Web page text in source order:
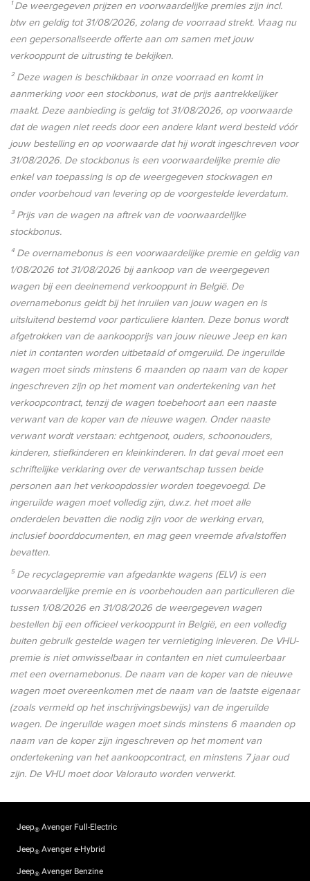
¹ De weergegeven prijzen en voorwaardelijke premies zijn incl.
btw en geldig tot 31/08/2026, zolang de voorraad strekt. Vraag nu
een gepersonaliseerde offerte aan om samen met jouw
verkooppunt de uitrusting te bekijken.
² Deze wagen is beschikbaar in onze voorraad en komt in
aanmerking voor een stockbonus, wat de prijs aantrekkelijker
maakt. Deze aanbieding is geldig tot 31/08/2026, op voorwaarde
dat de wagen niet reeds door een andere klant werd besteld vóór
jouw bestelling en op voorwaarde dat hij wordt ingeschreven voor
31/08/2026. De stockbonus is een voorwaardelijke premie die
enkel van toepassing is op de weergegeven stockwagen en
onder voorbehoud van levering op de voorgestelde leverdatum.
³ Prijs van de wagen na aftrek van de voorwaardelijke
stockbonus.
⁴ De overnamebonus is een voorwaardelijke premie en geldig van
1/08/2026tot 31/08/2026bij aankoop van de weergegeven
wagen bij een deelnemend verkooppunt in België. De
overnamebonus geldt bij het inruilen van jouw wagen en is
uitsluitend bestemd voor particuliere klanten. Deze bonus wordt
afgetrokken van de aankoopprijs van jouw nieuweJeepen kan
niet in contanten worden uitbetaald of omgeruild. De ingeruilde
wagen moet sinds minstens 6 maanden op naam van de koper
ingeschreven zijn op het moment van ondertekening van het
verkoopcontract, tenzij de wagen toebehoort aan een naaste
verwant van de koper van de nieuwe wagen. Onder naaste
verwant wordt verstaan: echtgenoot, ouders, schoonouders,
kinderen, stiefkinderen en kleinkinderen. In dat geval moet een
schriftelijke verklaring over de verwantschap tussen beide
personen aan het verkoopdossier worden toegevoegd. De
ingeruilde wagen moet volledig zijn, d.w.z. het moet alle
onderdelen bevatten die nodig zijn voor de werking ervan,
inclusief boorddocumenten, en mag geen vreemde afvalstoffen
bevatten.
⁵ De recyclagepremie van afgedankte wagens (ELV) is een
voorwaardelijke premie en is voorbehouden aan particulieren die
tussen 1/08/2026en 31/08/2026de weergegeven wagen
bestellen bij een officieel verkooppunt in België, en een volledig
buiten gebruik gestelde wagen ter vernietiging inleveren. De VHU-
premie is niet omwisselbaar in contanten en niet cumuleerbaar
met een overnamebonus. De naam van de koper van de nieuwe
wagen moet overeenkomen met de naam van de laatste eigenaar
(zoals vermeld op het inschrijvingsbewijs) van de ingeruilde
wagen. De ingeruilde wagen moet sinds minstens 6 maanden op
naam van de koper zijn ingeschreven op het moment van
ondertekening van het aankoopcontract, en minstens 7 jaar oud
zijn. De VHU moet door Valorauto worden verwerkt.
Jeep® Avenger Full-Electric
Jeep® Avenger e-Hybrid
Jeep® Avenger Benzine